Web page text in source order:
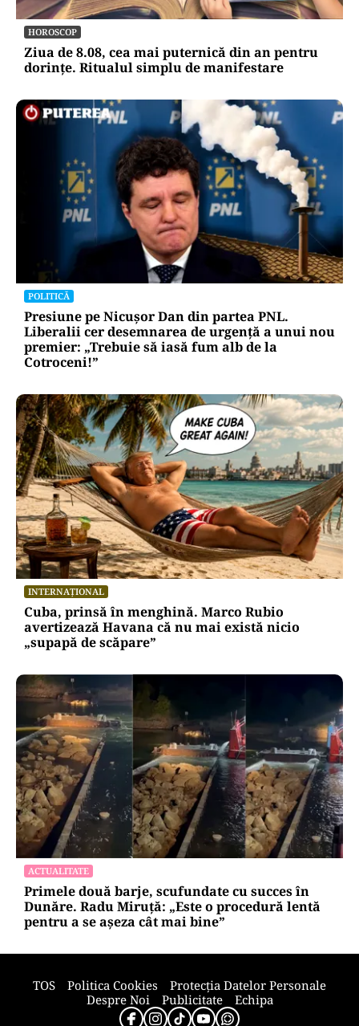
Când scad temperaturile în București sub 25 de
grade. Ce arată prognoza pentru septembrie
2026
HOROSCOP
Ziua de 8.08, cea mai puternică din an pentru
dorințe. Ritualul simplu de manifestare
POLITICĂ
Presiune pe Nicușor Dan din partea PNL.
Liberalii cer desemnarea de urgență a unui nou
premier: „Trebuie să iasă fum alb de la
Cotroceni!”
INTERNAȚIONAL
Cuba, prinsă în menghină. Marco Rubio
avertizează Havana că nu mai există nicio
„supapă de scăpare”